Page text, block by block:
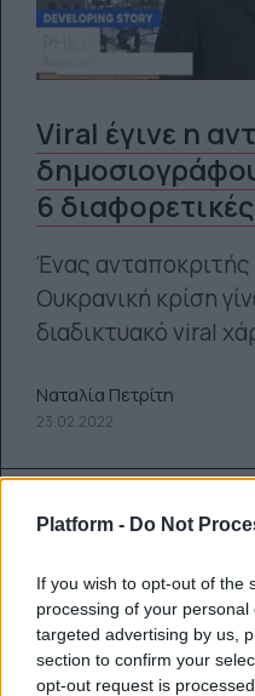
Platform - Do Not
If you wish to opt-out of the
processing of your
targeted advertising by us,
section to confirm your
opt-out request is
Viral έγινε η
6
Ένας
Ουκρανική κρίση
διαδικτυακό viral
Ναταλία Πετρίτη
23.02.2022